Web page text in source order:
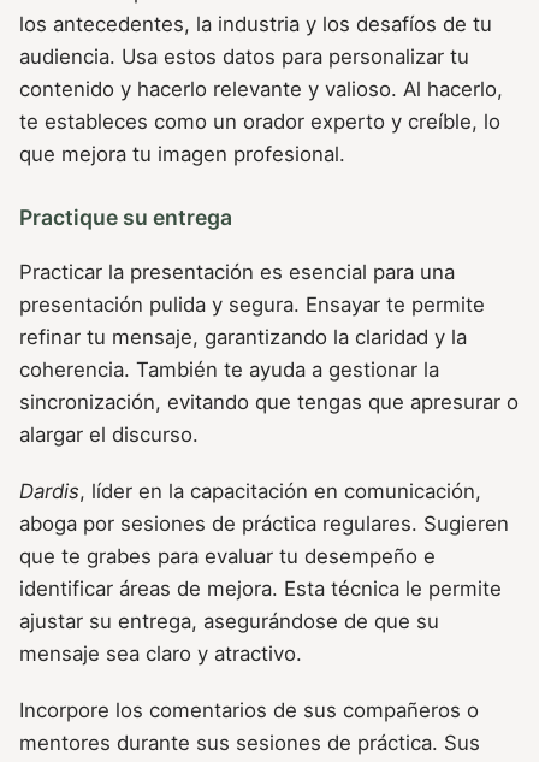
los antecedentes, la industria y los desafíos de tu
audiencia. Usa estos datos para personalizar tu
contenido y hacerlo relevante y valioso. Al hacerlo,
te estableces como un orador experto y creíble, lo
que mejora tu imagen profesional.
Practique su entrega
Practicar la presentación es esencial para una
presentación pulida y segura. Ensayar te permite
refinar tu mensaje, garantizando la claridad y la
coherencia. También te ayuda a gestionar la
sincronización, evitando que tengas que apresurar o
alargar el discurso.
Dardis, líder en la capacitación en comunicación,
aboga por sesiones de práctica regulares. Sugieren
que te grabes para evaluar tu desempeño e
identificar áreas de mejora. Esta técnica le permite
ajustar su entrega, asegurándose de que su
mensaje sea claro y atractivo.
Incorpore los comentarios de sus compañeros o
mentores durante sus sesiones de práctica. Sus